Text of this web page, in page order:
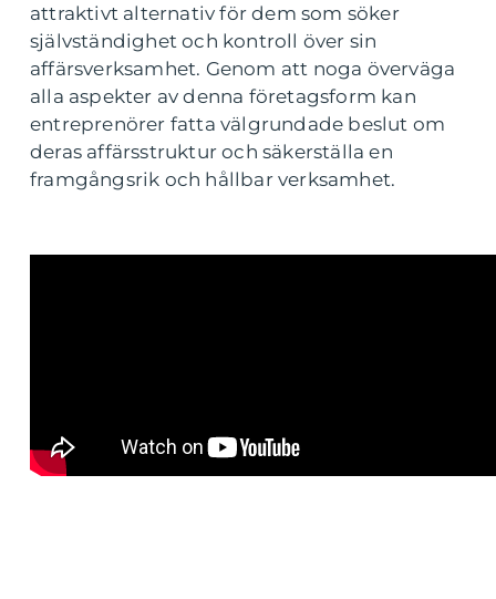
attraktivt alternativ för dem som söker
självständighet och kontroll över sin
affärsverksamhet. Genom att noga överväga
alla aspekter av denna företagsform kan
entreprenörer fatta välgrundade beslut om
deras affärsstruktur och säkerställa en
framgångsrik och hållbar verksamhet.